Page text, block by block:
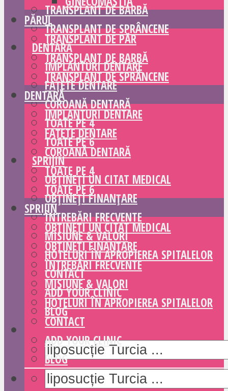
TRANSPLANT DE BARBĂ
TRANSPLANT DE SPRÂNCENE
DENTARĂ
IMPLANTURI DENTARE
FAȚETE DENTARE
COROANĂ DENTARĂ
TOATE PE 4
TOATE PE 6
SPRIJIN
OBȚINEȚI UN CITAT MEDICAL
OBȚINEȚI FINANȚARE
ÎNTREBĂRI FRECVENTE
MISIUNE & VALORI
HOTELURI ÎN APROPIEREA SPITALELOR
CONTACT
ADD YOUR CLINIC
BLOG
PĂRUL
TRANSPLANT DE PĂR
TRANSPLANT DE BARBĂ
TRANSPLANT DE SPRÂNCENE
DENTARĂ
IMPLANTURI DENTARE
FAȚETE DENTARE
COROANĂ DENTARĂ
TOATE PE 4
TOATE PE 6
SPRIJIN
OBȚINEȚI UN CITAT MEDICAL
OBȚINEȚI FINANȚARE
ÎNTREBĂRI FRECVENTE
MISIUNE & VALORI
HOTELURI ÎN APROPIEREA SPITALELOR
CONTACT
ADD YOUR CLINIC
BLOG